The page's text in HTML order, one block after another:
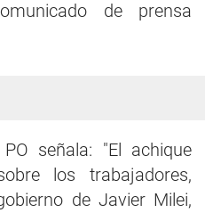
de prensa
señala: "El achique
los trabajadores,
de Javier Milei,